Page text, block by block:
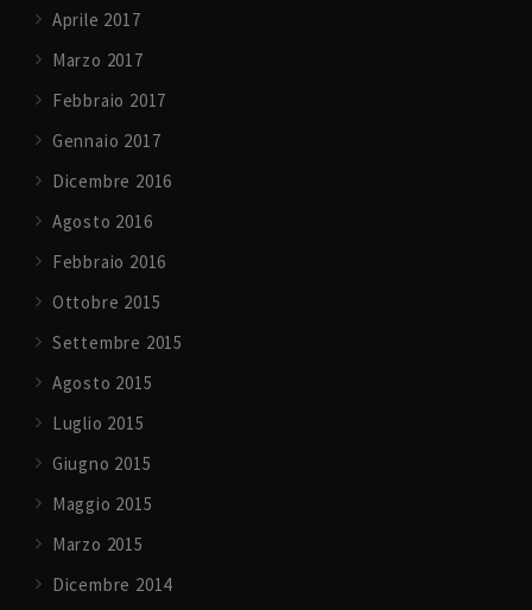
Aprile 2017
Marzo 2017
Febbraio 2017
Gennaio 2017
Dicembre 2016
Agosto 2016
Febbraio 2016
Ottobre 2015
Settembre 2015
Agosto 2015
Luglio 2015
Giugno 2015
Maggio 2015
Marzo 2015
Dicembre 2014